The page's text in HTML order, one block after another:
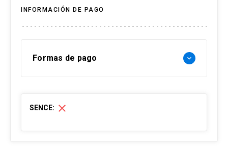
INFORMACIÓN DE PAGO
Formas de pago keyboard_arrow_down
- Web pay: Tarjeta de crédito hasta 3 cuotas
SENCE: close